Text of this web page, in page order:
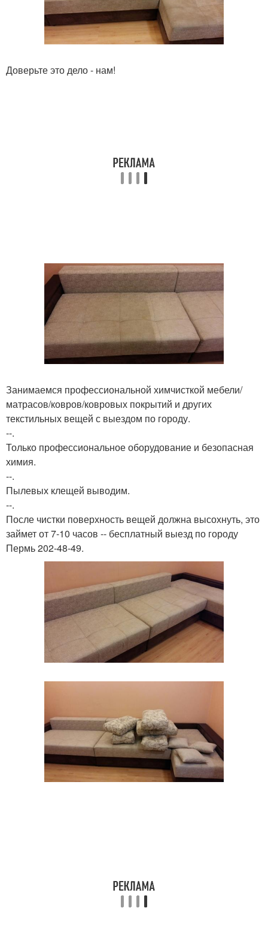
Доверьте это дело - нам!
Занимаемся профессиональной химчисткой мебели/
матрасов/ковров/ковровых покрытий и других
текстильных вещей с выездом по городу.
--.
Только профессиональное оборудование и безопасная
химия.
--.
Пылевых клещей выводим.
--.
После чистки поверхность вещей должна высохнуть, это
займет от 7-10 часов -- бесплатный выезд по городу
Пермь 202-48-49.